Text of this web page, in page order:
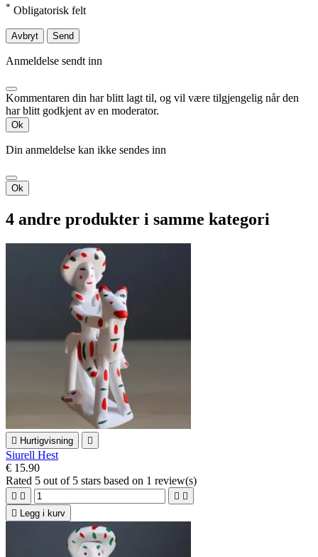
* Obligatorisk felt
Avbryt Send
Anmeldelse sendt inn
Kommentaren din har blitt lagt til, og vil være tilgjengelig når den
har blitt godkjent av en moderator.
Ok
Din anmeldelse kan ikke sendes inn
Ok
4 andre produkter i samme kategori
 Hurtigvisning 
Siurell Hest
€ 15.90
Rated 5 out of 5 stars based on 1 review(s)
   
 Legg i kurv